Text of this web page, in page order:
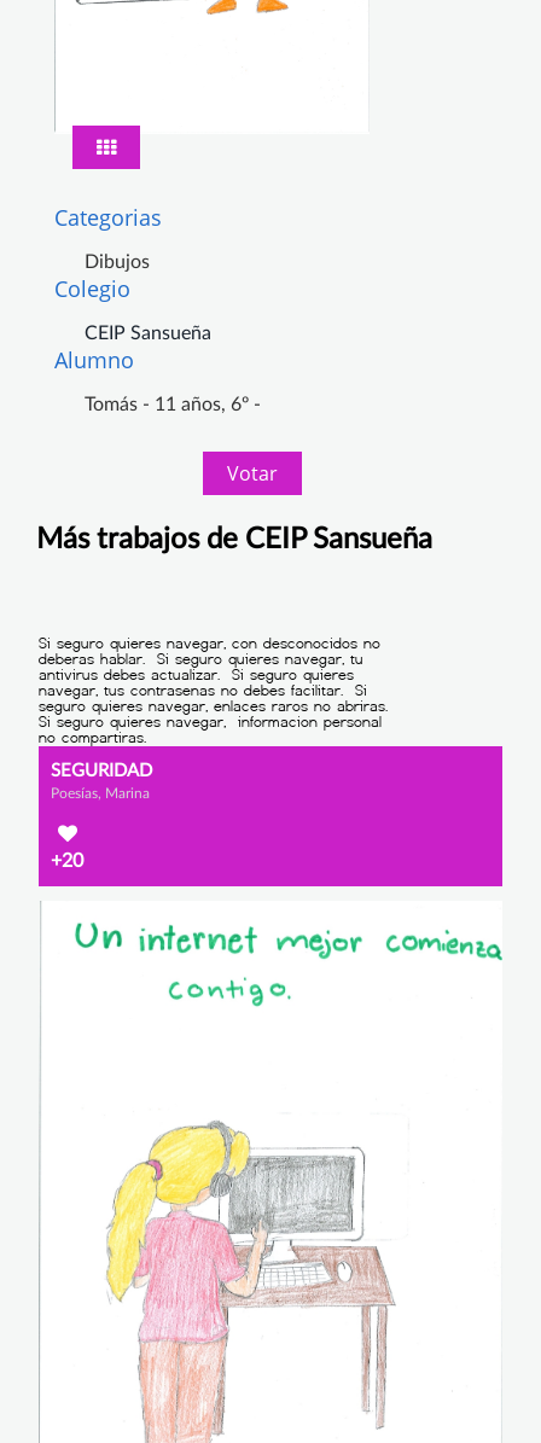
Categorias
Dibujos
Colegio
CEIP Sansueña
Alumno
Tomás - 11 años, 6º -
Votar
Más trabajos de CEIP Sansueña
SEGURIDAD
Poesías, Marina
+20